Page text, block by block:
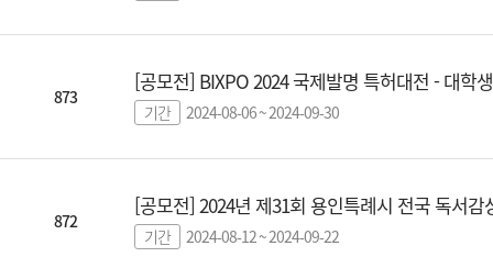
873
[공모전] BIXPO 2024 국제발명 특허대전 - 대학
기간 2024-08-06 ~ 2024-09-30
872
[공모전] 2024년 제31회 용인특례시 전국 독서감
기간 2024-08-12 ~ 2024-09-22